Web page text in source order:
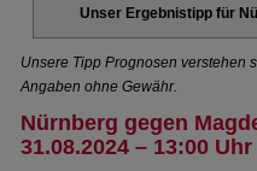
Unser Ergebnistipp für
Unsere Tipp Prognosen verstehen
Angaben ohne Gewähr.
Nürnberg gegen
31.08.2024 – 13:00 Uhr